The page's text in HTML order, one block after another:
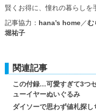
賢くお得に、憧れの暮らしを
記事協力： hana’s home／む
堀祐子
関連記事
この付録…可愛すぎて3つ
ューイヤーぬいぐるみ
ダイソーで思わず値札探